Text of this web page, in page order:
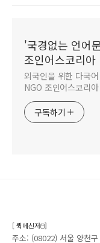
'국경없는 언어
조인어스코리아
외국인을 위한 다국
NGO 조인어스코리
구독하기
[ 퀵메신저🖱️]
주소: (08022) 서울 양천